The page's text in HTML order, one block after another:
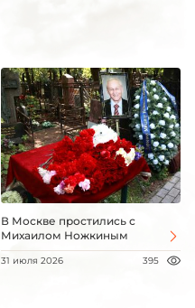
В Москве простились с
Михаилом Ножкиным
31 июля 2026 395